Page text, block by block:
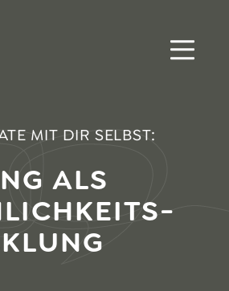
MIT DIR SELBST:
ALS